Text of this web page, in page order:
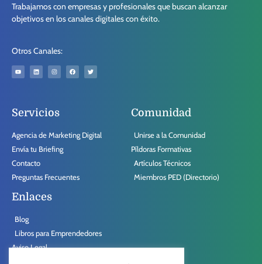
Trabajamos con empresas y profesionales que buscan alcanzar
objetivos en los canales digitales con éxito.
Otros Canales:
Servicios
Agencia de Marketing Digital
Envía tu Briefing
Contacto
Preguntas Frecuentes
Comunidad
Unirse a la Comunidad
Píldoras Formativas
Artículos Técnicos
Miembros PED (Directorio)
Enlaces
Blog
Libros para Emprendedores
Aviso Legal